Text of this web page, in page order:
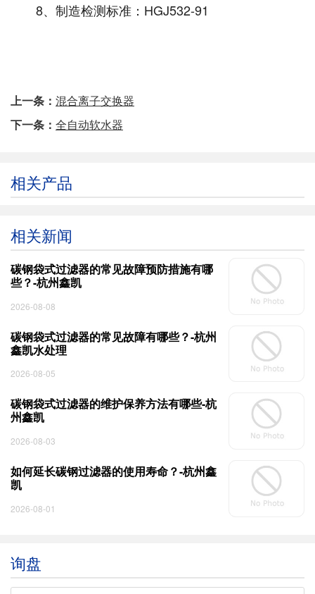
8、制造检测标准：HGJ532-91
上一条： 混合离子交换器
下一条： 全自动软水器
相关产品
相关新闻
碳钢袋式过滤器的常见故障预防措施有哪
些？-杭州鑫凯
2026-08-08
碳钢袋式过滤器的常见故障有哪些？-杭州
鑫凯水处理
2026-08-05
碳钢袋式过滤器的维护保养方法有哪些-杭
州鑫凯
2026-08-03
如何延长碳钢过滤器的使用寿命？-杭州鑫
凯
2026-08-01
询盘